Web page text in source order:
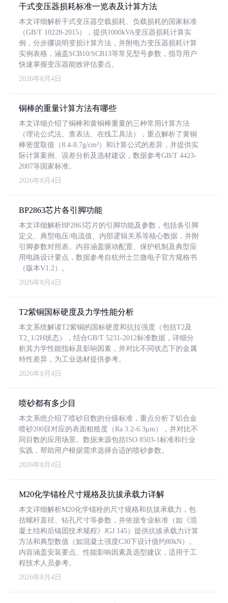
干式变压器损耗标准一览表及计算方法
本文详细解析干式变压器空载损耗、负载损耗的国家标准
（GB/T 10228-2015），提供1000kVA变压器损耗计算实
例，分步骤说明变损计算方法，并附电力变压器损耗计算
实例表格，涵盖SCB10/SCB13等常见型号参数，指导用户
快速掌握变压器能效评估要点。
2026年8月4日
铜棒的重量计算方法有哪些
本文详细介绍了铜棒和黄铜棒重量的三种常用计算方法
（理论公式法、查表法、在线工具法），重点解析了黄铜
棒密度取值（8.4-8.7g/cm³）和计算公式的差异，并提供实
际计算案例、误差分析及选材建议，数据参考GB/T 4423-
2007等国家标准。
2026年8月4日
BP2863芯片各引脚功能
本文详细解析BP2863芯片的引脚功能及参数，包括各引脚
定义、典型电压/电流值、内部逻辑关系等核心数据，并附
引脚参数对照表。内容涵盖驱动配置、保护机制及典型应
用电路设计要点，数据参考自杭州士兰微电子官方规格书
（版本V1.2）。
2026年8月4日
T2紫铜国标硬度及力学性能分析
本文系统解读T2紫铜的国标硬度和抗拉强度（包括T2及
T2_1/2H状态），结合GB/T 5231-2012标准数据，详细分
析其力学性能指标及影响因素，并对比不同状态下的金属
特性差异，为工业选材提供参考。
2026年8月4日
喷砂都有多少目
本文系统介绍了喷砂目数的分级标准，重点分析了铝合金
喷砂200目对应的表面粗糙度（Ra 3.2-6.3μm），并对比不
同目数的应用场景。数据来源包括ISO 8503-1标准和行业
实践，帮助用户根据需求选择合适的喷砂参数。
2026年8月4日
M20化学锚栓尺寸规格及抗拔承载力详解
本文详细解析M20化学锚栓的尺寸规格和抗拔承载力，包
括螺杆直径、钻孔尺寸等参数，并依据专业标准（如《混
凝土结构后锚固技术规程》JGJ 145）提供抗拔承载力计算
方法和典型数值（如混凝土强度C30下设计值约80kN）。
内容涵盖安装要点、性能影响因素及选型建议，适用于工
程技术人员参考。
2026年8月4日